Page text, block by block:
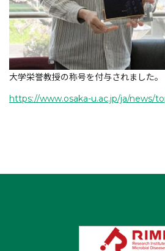
大学栄誉教授の称号を付与されました。
https://www.osaka-u.ac.jp/ja/news/